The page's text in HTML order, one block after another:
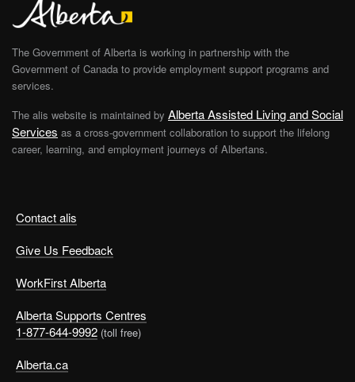
Contact alis
Give Us Feedback
WorkFirst Alberta
Alberta Supports Centres
1-877-644-9992 (toll free)
Alberta.ca
The Government of Alberta is working in partnership with the
Government of Canada to provide employment support programs and
services.
The alis website is maintained by Alberta Assisted Living and Social
Services as a cross-government collaboration to support the lifelong
career, learning, and employment journeys of Albertans.